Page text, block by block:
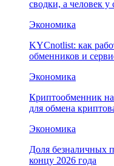
сводки, а человек у
Экономика
KYCnotlist: как
обменников и
Экономика
Криптообменник
для обмена
Экономика
Доля безналичных
концу 2026 года